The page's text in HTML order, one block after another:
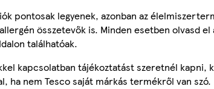
pontosak legyenek, azonban az
összetevők is. Minden esetben olvasd
találhatóak.
kapcsolatban tájékoztatást szeretnél kapni,
ha nem Tesco saját márkás termékről van szó.